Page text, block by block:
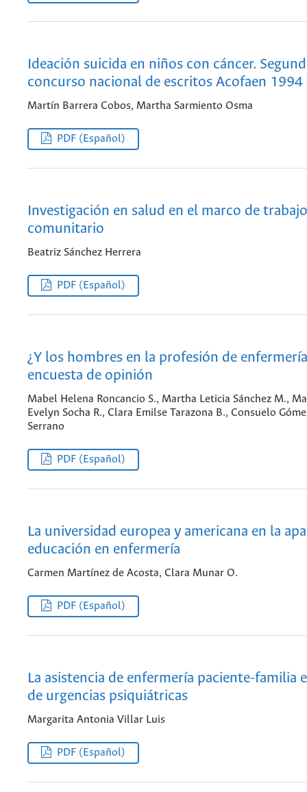
Ideación suicida en niños con cáncer.
concurso nacional de escritos Acofaen 1994
Martín Barrera Cobos, Martha Sarmiento Osma
PDF (Español)
Investigación en salud en el marco de trabajo
comunitario
Beatriz Sánchez Herrera
PDF (Español)
¿Y los hombres en la profesión de
encuesta de opinión
Mabel Helena Roncancio S., Martha Leticia Sánchez M.,
Evelyn Socha R., Clara Emilse Tarazona B., Consuelo
Serrano
PDF (Español)
La universidad europea y americana en la
educación en enfermería
Carmen Martínez de Acosta, Clara Munar O.
PDF (Español)
La asistencia de enfermería paciente-familia
de urgencias psiquiátricas
Margarita Antonia Villar Luis
PDF (Español)